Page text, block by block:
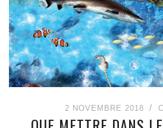
2 NOVEMBRE 2018